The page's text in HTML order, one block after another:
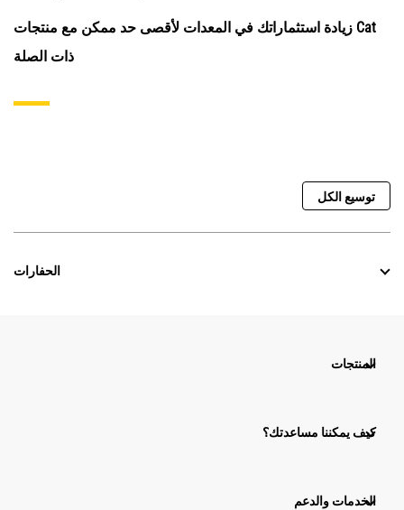
زيادة استثماراتك في المعدات لأقصى حد ممكن مع منتجات Cat
ذات الصلة
توسيع الكل
الحفارات
المنتجات
كيف يمكننا مساعدتك؟
الخدمات والدعم